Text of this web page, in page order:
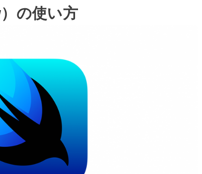
の使い方